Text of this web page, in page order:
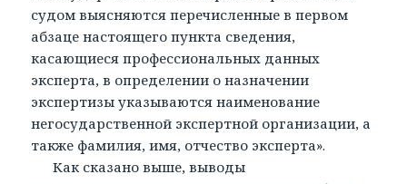
судом выясняются перечисленные в первом
абзаце настоящего пункта сведения,
касающиеся профессиональных данных
эксперта, в определении о назначении
экспертизы указываются наименование
негосударственной экспертной организации, а
также фамилия, имя, отчество эксперта».
Как сказано выше, выводы